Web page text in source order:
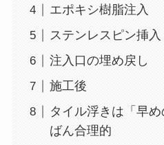
エポキシ樹脂注入
ステンレスピン挿入
注入口の埋め戻し
施工後
タイル浮きは「早
ばん合理的